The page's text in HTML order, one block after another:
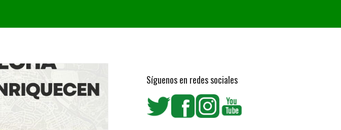
Síguenos en redes sociales